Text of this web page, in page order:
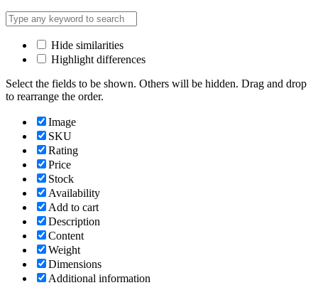
Hide similarities
Highlight differences
Select the fields to be shown. Others will be hidden. Drag and drop
to rearrange the order.
Image
SKU
Rating
Price
Stock
Availability
Add to cart
Description
Content
Weight
Dimensions
Additional information